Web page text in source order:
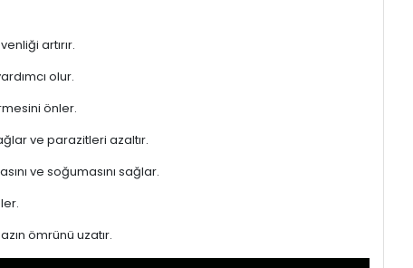
artırır.
olur.
önler.
ve parazitleri azaltır.
ve soğumasını sağlar.
ömrünü uzatır.